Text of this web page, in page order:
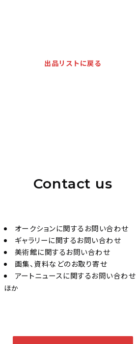
出品リストに戻る
Contact us
オークションに関するお問い合わせ
ギャラリーに関するお問い合わせ
美術館に関するお問い合わせ
画集、資料などのお取り寄せ
アートニュースに関するお問い合わせ
ほか